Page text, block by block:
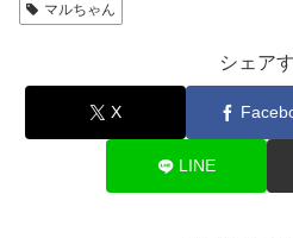
マルちゃん
シェア
X
LINE